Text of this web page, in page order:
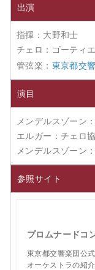
出演
指揮：大野和士
チェロ：ゴーティ
管弦楽： 東京都交
演目
メンデルスゾーン
エルガー：チェロ
メンデルスゾーン
参照サイト
プロムナードコ
東京都交響楽団公
オーケストラの紹